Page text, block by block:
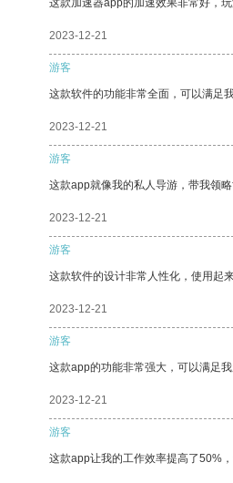
这款加速器app的加速效果非常好，
2023-12-21
游客
这款软件的功能非常全面，可以满足我
2023-12-21
游客
这款app就像我的私人导游，带我领略
2023-12-21
游客
这款软件的设计非常人性化，使用起来
2023-12-21
游客
这款app的功能非常强大，可以满足
2023-12-21
游客
这款app让我的工作效率提高了50%